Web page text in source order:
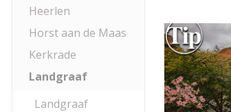
Heerlen
Horst aan de Maas
Kerkrade
Landgraaf
Landgraaf